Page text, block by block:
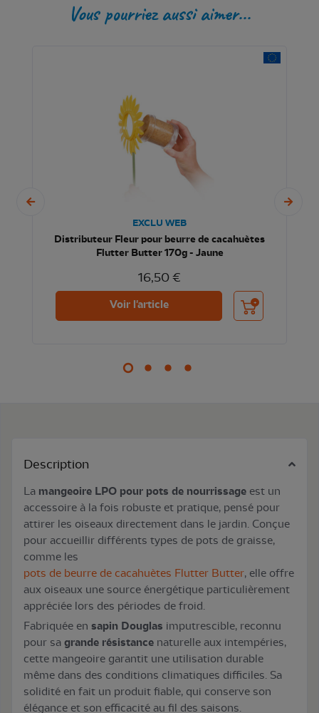
Vous pourriez aussi aimer...
EXCLU WEB
Distributeur Fleur pour beurre de cacahuètes
Flutter Butter 170g - Jaune
16,50 €
Voir l'article Ajouter au panier
Description
La mangeoire LPO pour pots de nourrissage est un
accessoire à la fois robuste et pratique, pensé pour
attirer les oiseaux directement dans le jardin. Conçue
pour accueillir différents types de pots de graisse,
comme les
pots de beurre de cacahuètes Flutter Butter, elle offre
aux oiseaux une source énergétique particulièrement
appréciée lors des périodes de froid.
Fabriquée en sapin Douglas imputrescible, reconnu
pour sa grande résistance naturelle aux intempéries,
cette mangeoire garantit une utilisation durable
même dans des conditions climatiques difficiles. Sa
solidité en fait un produit fiable, qui conserve son
élégance et son efficacité au fil des saisons.